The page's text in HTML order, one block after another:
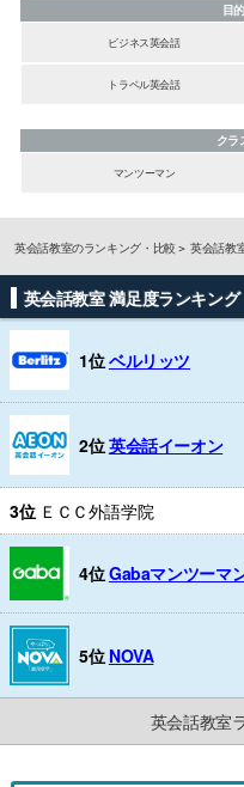
目
ビジネス英会話
トラベル英会話
クラ
マンツーマン
英会話教室のランキング・比較 英会話教
英会話教室 満足度ランキング
1位ベルリッツ
2位英会話イーオン
3位 ＥＣＣ外語学院
4位Gabaマンツーマ
5位 NOVA
英会話教室